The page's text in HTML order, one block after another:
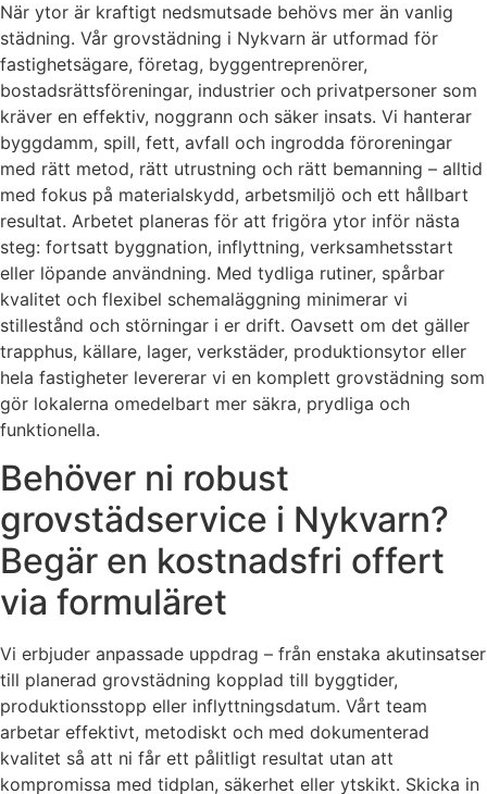
När ytor är kraftigt nedsmutsade behövs mer än vanlig
städning. Vår grovstädning i Nykvarn är utformad för
fastighetsägare, företag, byggentreprenörer,
bostadsrättsföreningar, industrier och privatpersoner som
kräver en effektiv, noggrann och säker insats. Vi hanterar
byggdamm, spill, fett, avfall och ingrodda föroreningar
med rätt metod, rätt utrustning och rätt bemanning – alltid
med fokus på materialskydd, arbetsmiljö och ett hållbart
resultat. Arbetet planeras för att frigöra ytor inför nästa
steg: fortsatt byggnation, inflyttning, verksamhetsstart
eller löpande användning. Med tydliga rutiner, spårbar
kvalitet och flexibel schemaläggning minimerar vi
stillestånd och störningar i er drift. Oavsett om det gäller
trapphus, källare, lager, verkstäder, produktionsytor eller
hela fastigheter levererar vi en komplett grovstädning som
gör lokalerna omedelbart mer säkra, prydliga och
funktionella.
Behöver ni robust
grovstädservice i Nykvarn?
Begär en kostnadsfri offert
via formuläret
Vi erbjuder anpassade uppdrag – från enstaka akutinsatser
till planerad grovstädning kopplad till byggtider,
produktionsstopp eller inflyttningsdatum. Vårt team
arbetar effektivt, metodiskt och med dokumenterad
kvalitet så att ni får ett pålitligt resultat utan att
kompromissa med tidplan, säkerhet eller ytskikt. Skicka in